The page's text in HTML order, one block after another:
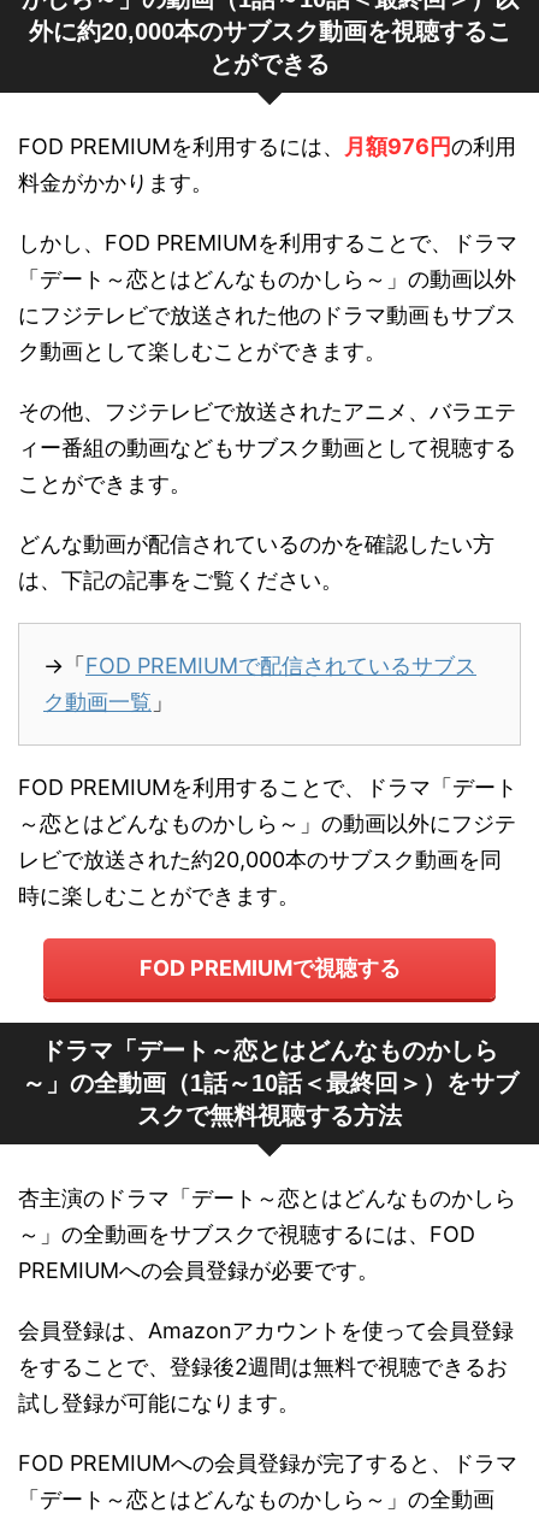
外に約20,000本のサブスク動画を視聴するこ
とができる
FOD PREMIUMを利用するには、 月額976円の利用
料金がかかります。
しかし、FOD PREMIUMを利用することで、ドラマ
「デート～恋とはどんなものかしら～」の動画以外
にフジテレビで放送された他のドラマ動画もサブス
ク動画として楽しむことができます。
その他、フジテレビで放送されたアニメ、バラエテ
ィー番組の動画などもサブスク動画として視聴する
ことができます。
どんな動画が配信されているのかを確認したい方
は、下記の記事をご覧ください。
→「FOD PREMIUMで配信されているサブス
ク動画一覧 」
FOD PREMIUMを利用することで、ドラマ「デート
～恋とはどんなものかしら～」の動画以外にフジテ
レビで放送された約20,000本のサブスク動画を同
時に楽しむことができます。
FOD PREMIUMで視聴する
ドラマ「デート～恋とはどんなものかしら
～」の全動画（1話～10話＜最終回＞）をサブ
スクで無料視聴する方法
杏主演のドラマ「デート～恋とはどんなものかしら
～」の全動画をサブスクで視聴するには、FOD
PREMIUMへの会員登録が必要です。
会員登録は、Amazonアカウントを使って会員登録
をすることで、登録後2週間は無料で視聴できるお
試し登録が可能になります。
FOD PREMIUMへの会員登録が完了すると、ドラマ
「デート～恋とはどんなものかしら～」の全動画